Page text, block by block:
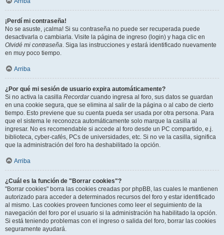
¡Perdí mi contraseña!
No se asuste, ¡calma! Si su contraseña no puede ser recuperada puede
desactivarla o cambiarla. Visite la página de ingreso (login) y haga clic en
Olvidé mi contraseña. Siga las instrucciones y estará identificado nuevamente
en muy poco tiempo.
Arriba
¿Por qué mi sesión de usuario expira automáticamente?
Si no activa la casilla Recordarcuando ingresa al foro, sus datos se guardan
en una cookie segura, que se elimina al salir de la página o al cabo de cierto
tiempo. Esto previene que su cuenta pueda ser usada por otra persona. Para
que el sistema le reconozca automáticamente solo marque la casilla al
ingresar. No es recomendable si accede al foro desde un PC compartido, e.j.
biblioteca, cyber-cafés, PCs de universidades, etc. Si no ve la casilla, significa
que la administración del foro ha deshabilitado la opción.
Arriba
¿Cuál es la función de "Borrar cookies"?
"Borrar cookies" borra las cookies creadas por phpBB, las cuales le mantienen
autorizado para acceder a determinados recursos del foro y estar identificado
al mismo. Las cookies proveen funciones como leer el seguimiento de la
navegación del foro por el usuario si la administración ha habilitado la opción.
Si está teniendo problemas con el ingreso o salida del foro, borrar las cookies
seguramente ayudará.